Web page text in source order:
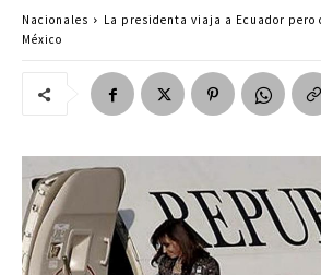
Nacionales
La presidenta viaja a Ecuador pero
México